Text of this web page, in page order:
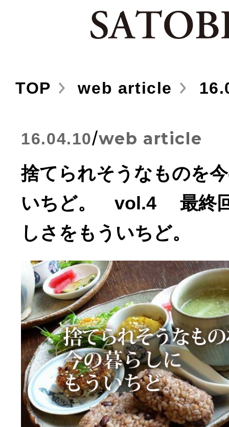
TOP web article
16.04.10/web article
捨てられそうなものを
いちど。 vol.4 最終
しさをもういちど。